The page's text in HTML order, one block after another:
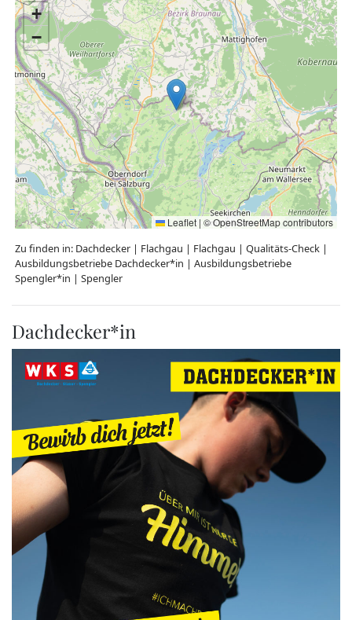
+
−
Leaflet | ©OpenStreetMapcontributors
Zu finden in: Dachdecker | Flachgau | Flachgau | Qualitäts-Check |
Ausbildungsbetriebe Dachdecker*in | Ausbildungsbetriebe
Spengler*in | Spengler
Dachdecker*in